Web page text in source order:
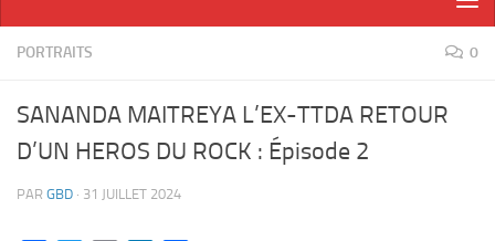
PORTRAITS 0
SANANDA MAITREYA L’EX-TTDA RETOUR
D’UN HEROS DU ROCK : Épisode 2
PAR GBD · 31 JUILLET 2024